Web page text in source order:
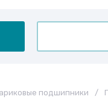
подшипники /